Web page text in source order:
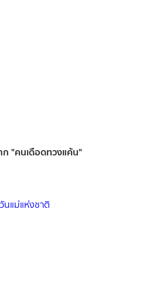
ก "คนเดือดทวงแค้น"